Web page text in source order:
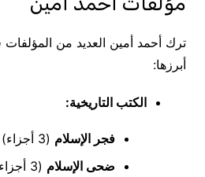
ترك أحمد أمين العديد من
أبرزها:
الكتب التاريخية:
فجر الإسلام (3 أجزاء)
ضحى الإسلام (3 أجزاء)